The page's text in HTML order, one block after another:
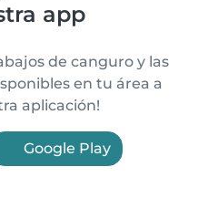
app
de canguro y las
en tu área a
aplicación!
Google Play